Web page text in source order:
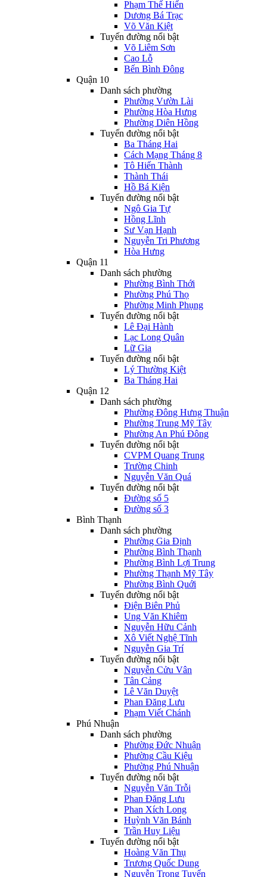
Phạm Thế Hiển
Dương Bá Trạc
Võ Văn Kiệt
Tuyến đường nổi bật
Võ Liêm Sơn
Cao Lỗ
Bến Bình Đông
Quận 10
Danh sách phường
Phường Vườn Lài
Phường Hòa Hưng
Phường Diên Hồng
Tuyến đường nổi bật
Ba Tháng Hai
Cách Mạng Tháng 8
Tô Hiến Thành
Thành Thái
Hồ Bá Kiện
Tuyến đường nổi bật
Ngô Gia Tự
Hồng Lĩnh
Sư Vạn Hạnh
Nguyễn Tri Phương
Hòa Hưng
Quận 11
Danh sách phường
Phường Bình Thới
Phường Phú Thọ
Phường Minh Phụng
Tuyến đường nổi bật
Lê Đại Hành
Lạc Long Quân
Lữ Gia
Tuyến đường nổi bật
Lý Thường Kiệt
Ba Tháng Hai
Quận 12
Danh sách phường
Phường Đông Hưng Thuận
Phường Trung Mỹ Tây
Phường An Phú Đông
Tuyến đường nổi bật
CVPM Quang Trung
Trường Chinh
Nguyễn Văn Quá
Tuyến đường nổi bật
Đường số 5
Đường số 3
Bình Thạnh
Danh sách phường
Phường Gia Định
Phường Bình Thạnh
Phường Bình Lợi Trung
Phường Thạnh Mỹ Tây
Phường Bình Quới
Tuyến đường nổi bật
Điện Biên Phủ
Ung Văn Khiêm
Nguyễn Hữu Cảnh
Xô Viết Nghệ Tĩnh
Nguyễn Gia Trí
Tuyến đường nổi bật
Nguyễn Cửu Vân
Tân Cảng
Lê Văn Duyệt
Phan Đăng Lưu
Phạm Viết Chánh
Phú Nhuận
Danh sách phường
Phường Đức Nhuận
Phường Cầu Kiệu
Phường Phú Nhuận
Tuyến đường nổi bật
Nguyễn Văn Trỗi
Phan Đăng Lưu
Phan Xích Long
Huỳnh Văn Bánh
Trần Huy Liệu
Tuyến đường nổi bật
Hoàng Văn Thụ
Trương Quốc Dung
Nguyễn Trọng Tuyển